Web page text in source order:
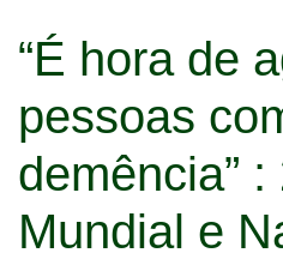
“É hora de
pessoas
demência”
Mundial e